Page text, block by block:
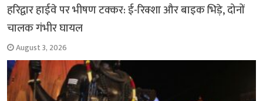
हरिद्वार हाईवे पर भीषण टक्कर: ई-रिक्शा और बाइक भिड़े, दोनों
चालक गंभीर घायल
August 3, 2026